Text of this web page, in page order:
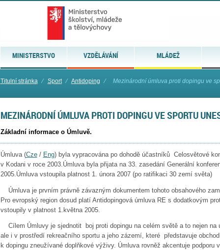
MINISTERSTVO VZDĚLÁVÁNÍ MLÁDEŽ
Titulní stránka ⁄ Sport ⁄ Antidoping ⁄ Mezinárodní úmluva proti dopingu ve
MEZINÁRODNÍ ÚMLUVA PROTI DOPINGU VE SPORTU
Základní informace o Úmluvě.
Úmluva (Cze/ Eng) byla vypracována po dohodě účastníků Celosvětové
v Kodani v roce 2003.Úmluva byla přijata na 33. zasedání Generální
2005.Úmluva vstoupila platnost 1. února 2007 (po ratifikaci 30 zemí světa)
Úmluva je prvním právně závazným dokumentem tohoto obsahového
Pro evropský region dosud platí Antidopingová úmluva RE s dodatkovým
vstoupily v platnost 1.května 2005.
Cílem Úmluvy je sjednotit boj proti dopingu na celém světě a to nejen na
ale i v prostředí rekreačního sportu a jeho zázemí, které představuje
k dopingu zneužívané doplňkové výživy. Úmluva rovněž akcentuje podporu